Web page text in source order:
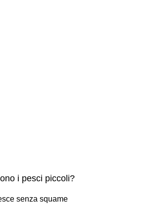
i pesci piccoli?
senza squame